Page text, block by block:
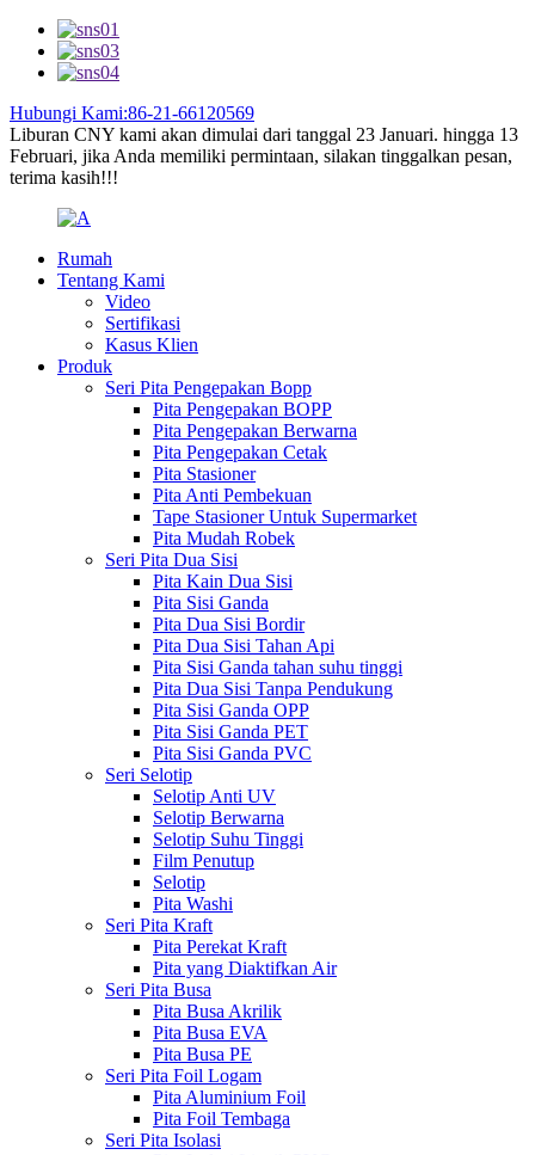
Hubungi Kami:86-21-66120569
Liburan CNY kami akan dimulai dari tanggal 23 Januari. hingga 13
Februari, jika Anda memiliki permintaan, silakan tinggalkan pesan,
terima kasih!!!
Rumah
Tentang Kami
Video
Sertifikasi
Kasus Klien
Produk
Seri Pita Pengepakan Bopp
Pita Pengepakan BOPP
Pita Pengepakan Berwarna
Pita Pengepakan Cetak
Pita Stasioner
Pita Anti Pembekuan
Tape Stasioner Untuk Supermarket
Pita Mudah Robek
Seri Pita Dua Sisi
Pita Kain Dua Sisi
Pita Sisi Ganda
Pita Dua Sisi Bordir
Pita Dua Sisi Tahan Api
Pita Sisi Ganda tahan suhu tinggi
Pita Dua Sisi Tanpa Pendukung
Pita Sisi Ganda OPP
Pita Sisi Ganda PET
Pita Sisi Ganda PVC
Seri Selotip
Selotip Anti UV
Selotip Berwarna
Selotip Suhu Tinggi
Film Penutup
Selotip
Pita Washi
Seri Pita Kraft
Pita Perekat Kraft
Pita yang Diaktifkan Air
Seri Pita Busa
Pita Busa Akrilik
Pita Busa EVA
Pita Busa PE
Seri Pita Foil Logam
Pita Aluminium Foil
Pita Foil Tembaga
Seri Pita Isolasi